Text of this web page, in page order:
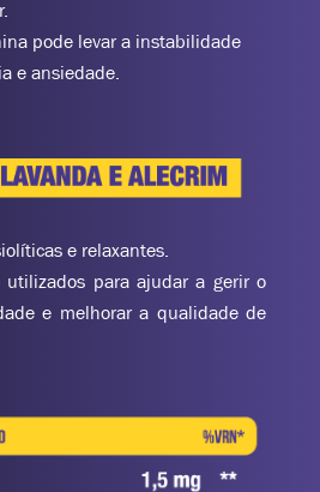
.
pode levar a instabilidade
e ansiedade.
e relaxantes.
utilizados para ajudar a gerir o
e melhorar a qualidade de